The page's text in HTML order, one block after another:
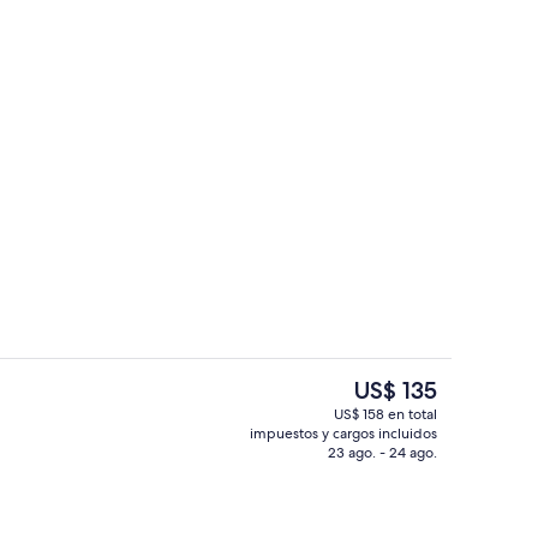
Bar (en la propiedad)
El
precio
actual
es
US$ 135
US$ 158 en total
impuestos y cargos incluidos
23 ago. - 24 ago.